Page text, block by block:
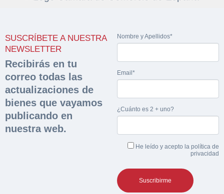
SUSCRÍBETE A NUESTRA
NEWSLETTER
Recibirás en tu
correo todas las
actualizaciones de
bienes que vayamos
publicando en
nuestra web.
Nombre y Apellidos*
Email*
¿Cuánto es 2 + uno?
He leído y acepto la política de
privacidad
documentación
sobre la peritación
Rellene este formulario y recibirá en su email el
enlace para descargar la documentación
Nombre y Apellidos*
Hacer Oferta
Razón social*
Teléfono*
Nombre y Apellidos*
Sobre Merfinsa
Venta de bienes muebles
Vehículos